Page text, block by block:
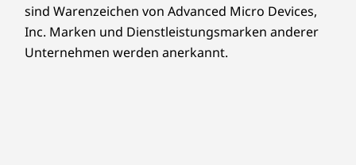
sind Warenzeichen von Advanced Micro Devices,
Inc. Marken und Dienstleistungsmarken anderer
Unternehmen werden anerkannt.